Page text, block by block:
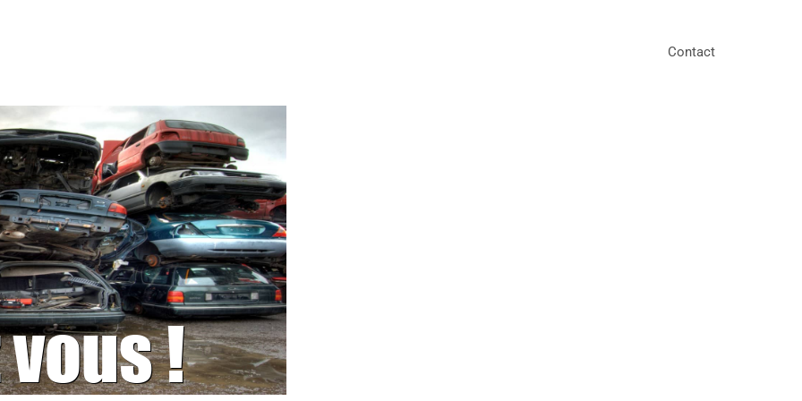
Contact
!